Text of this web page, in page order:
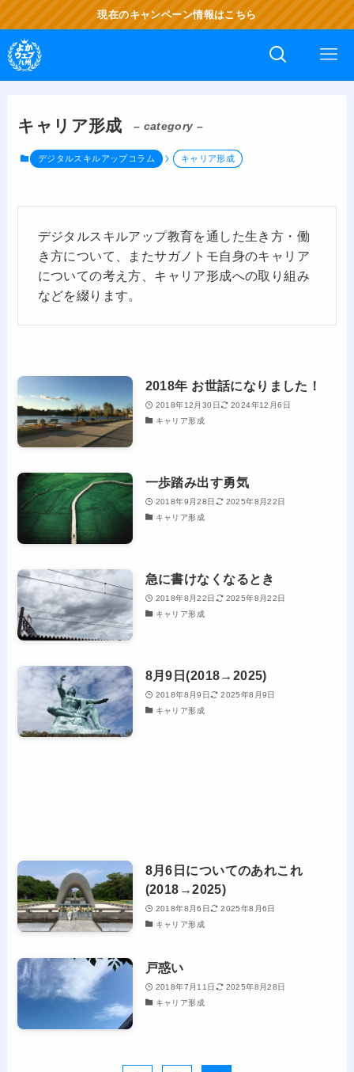
現在のキャンペーン情報はこちら
キャリア形成 – category –
デジタルスキルアップコラム キャリア形成
デジタルスキルアップ教育を通した生き方・働
き方について、またサガノトモ自身のキャリア
についての考え方、キャリア形成への取り組み
などを綴ります。
2018年 お世話になりました！
2018年12月30日
2024年12月6日
キャリア形成
一歩踏み出す勇気
2018年9月28日
2025年8月22日
キャリア形成
急に書けなくなるとき
2018年8月22日
2025年8月22日
キャリア形成
8月9日(2018→2025)
2018年8月9日
2025年8月9日
キャリア形成
8月6日についてのあれこれ
(2018→2025)
2018年8月6日
2025年8月6日
キャリア形成
戸惑い
2018年7月11日
2025年8月28日
キャリア形成